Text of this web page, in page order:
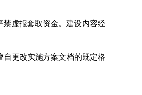
禁虚报套取资金。建设内容经
自更改实施方案文档的既定格